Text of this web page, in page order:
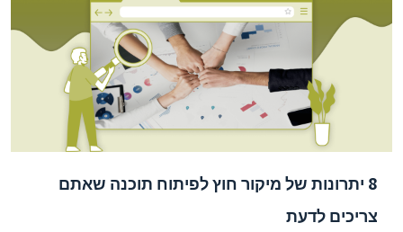
8 יתרונות של מיקור חוץ לפיתוח תוכנה שאתם
צריכים לדעת